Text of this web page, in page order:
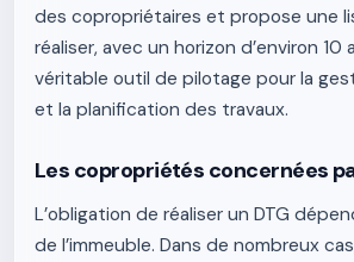
des copropriétaires et propose une
réaliser, avec un horizon d’environ 10
véritable outil de pilotage pour la
et la planification des travaux.
Les copropriétés concernées
L’obligation de réaliser un DTG
de l’immeuble. Dans de nombreux